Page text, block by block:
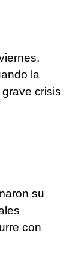
la
crisis
su
con